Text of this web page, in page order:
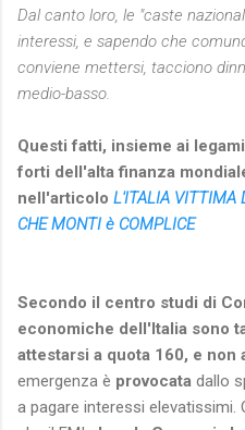
Dal canto loro, le "caste
interessi, e sapendo che
conviene mettersi, tacciono
medio-basso.
Questi fatti, insieme ai
forti dell'alta finanza
nell'articolo L'ITALIA VITTIMA
CHE MONTI è COMPLICE
Secondo il centro studi di
economiche dell'Italia sono
attestarsi a quota 160, e non
emergenza è provocata dallo
a pagare interessi